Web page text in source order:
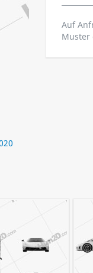
Auf
Muster